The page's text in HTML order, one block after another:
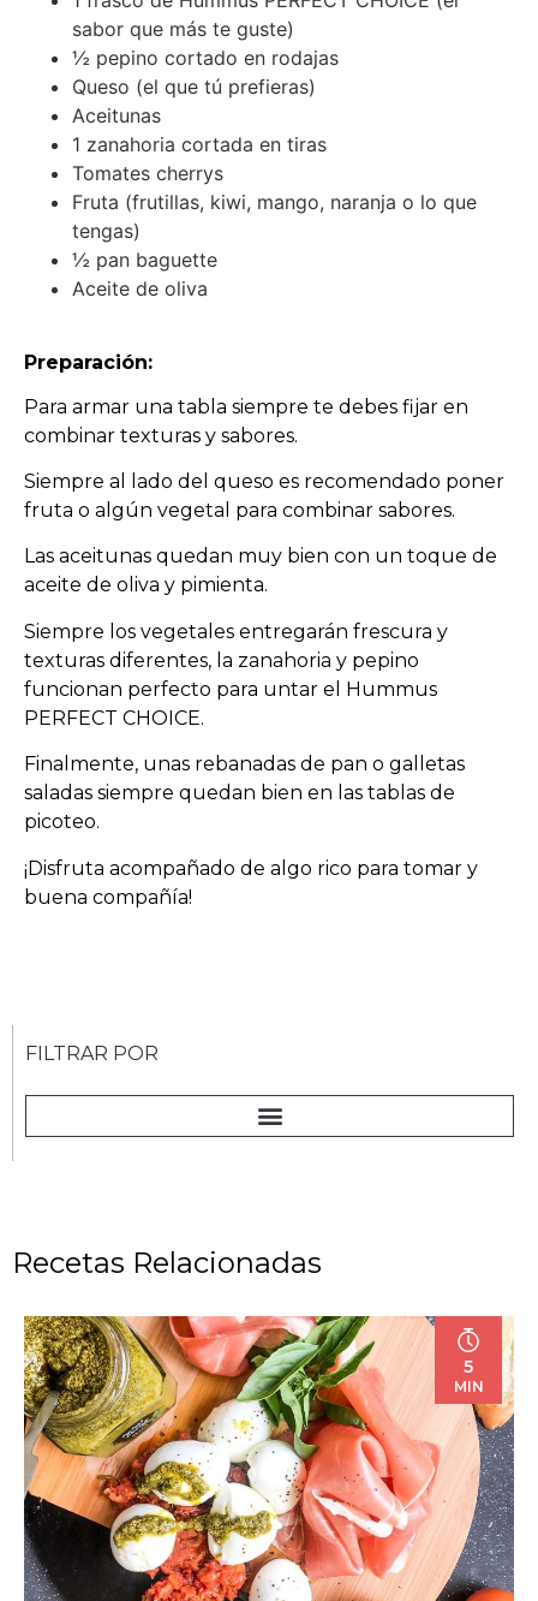
sabor que más te guste)
½ pepino cortado en rodajas
Queso (el que tú prefieras)
Aceitunas
1 zanahoria cortada en tiras
Tomates cherrys
Fruta (frutillas, kiwi, mango, naranja o lo que
tengas)
½ pan baguette
Aceite de oliva
Preparación:
Para armar una tabla siempre te debes fijar en
combinar texturas y sabores.
Siempre al lado del queso es recomendado poner
fruta o algún vegetal para combinar sabores.
Las aceitunas quedan muy bien con un toque de
aceite de oliva y pimienta.
Siempre los vegetales entregarán frescura y
texturas diferentes, la zanahoria y pepino
funcionan perfecto para untar el Hummus
PERFECT CHOICE.
Finalmente, unas rebanadas de pan o galletas
saladas siempre quedan bien en las tablas de
picoteo.
¡Disfruta acompañado de algo rico para tomar y
buena compañía!
FILTRAR POR
Recetas Relacionadas
5
MIN